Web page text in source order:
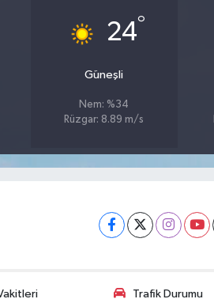
24°
Güneşli
Nem: %34
Rüzgar: 8.89 m/s
Trafik Durumu